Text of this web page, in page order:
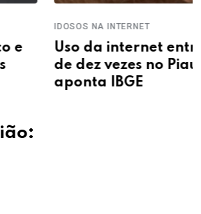
entre idosos cresce
no Piauí em nove anos,